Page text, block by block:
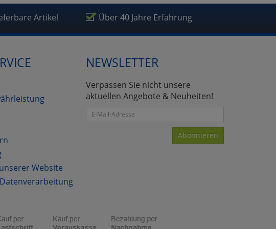
Artikel Über 40 Jahre Erfahrung
Website
NEWSLETTER
Verpassen Sie nicht unsere
aktuellen Angebote & Neuheiten!
Abonnieren
Datenverarbeitung (Seitenende)